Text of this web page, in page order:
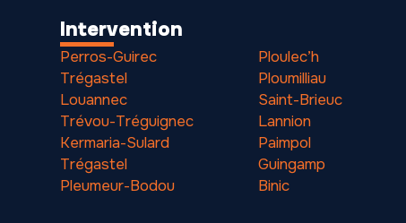
Intervention
Perros-Guirec
Trégastel
Louannec
Trévou-Tréguignec
Kermaria-Sulard
Trégastel
Pleumeur-Bodou
Ploulec’h
Ploumilliau
Saint-Brieuc
Lannion
Paimpol
Guingamp
Binic